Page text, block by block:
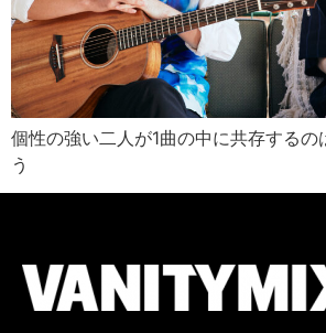
個性の強い二人が1曲の中に共存するの
う